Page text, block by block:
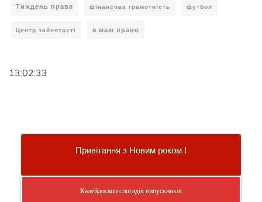
Тиждень права фінансова грамотність футбол
Центр зайнятості я маю право
13:02:33
Привітання з Новим роком !
Калейдоскоп спогадів випускників